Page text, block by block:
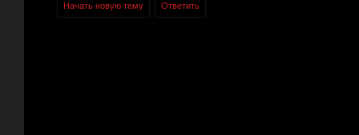
Начать новую тему Ответить